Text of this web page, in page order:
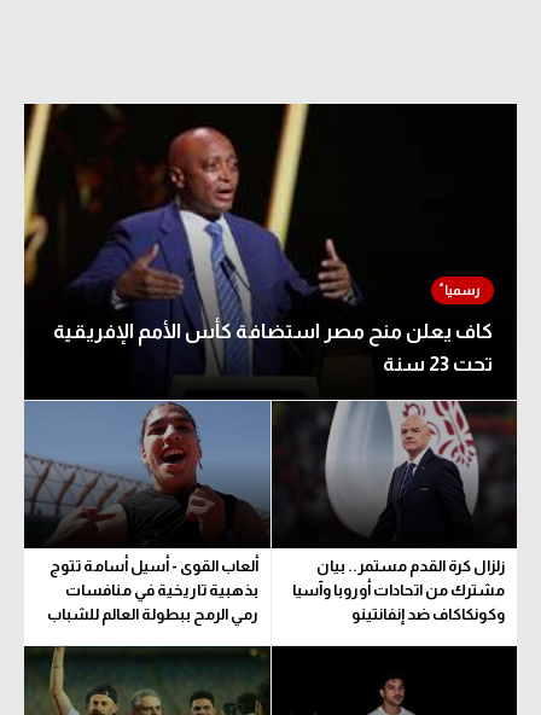
كاف يعلن منح مصر استضافة كأس الأمم الإفريقية
تحت 23 سنة
زلزال كرة القدم مستمر.. بيان
مشترك من اتحادات أوروبا وآسيا
وكونكاكاف ضد إنفانتينو
ألعاب القوى - أسيل أسامة تتوج
بذهبية تاريخية في منافسات
رمي الرمح ببطولة العالم للشباب